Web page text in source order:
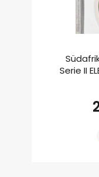
Serie II